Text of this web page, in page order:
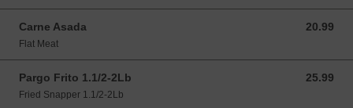
Carne Asada 20.99
20.99 USD
Flat Meat
Pargo Frito 1.1/2-2Lb 25.99
25.99 USD
Fried Snapper 1.1/2-2Lb